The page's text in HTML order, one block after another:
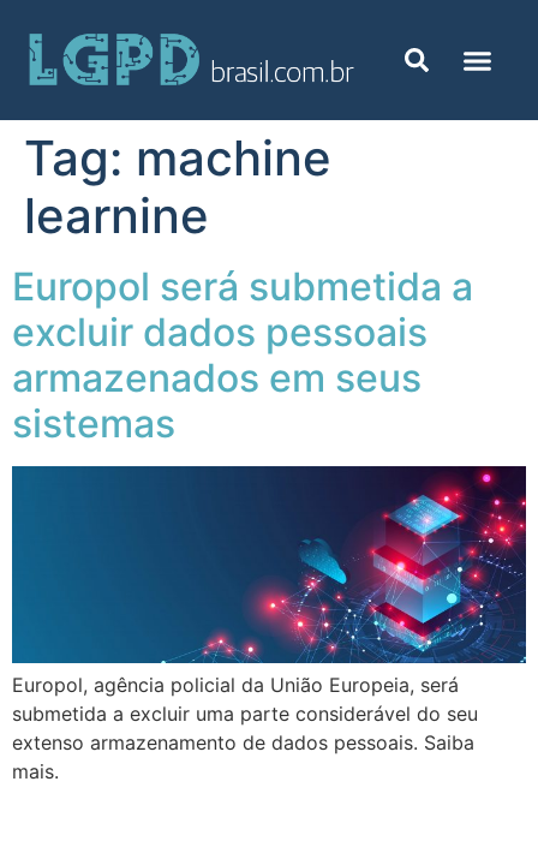
Tag: machine
learnine
Europol será submetida a
excluir dados pessoais
armazenados em seus
sistemas
Europol, agência policial da União Europeia, será
submetida a excluir uma parte considerável do seu
extenso armazenamento de dados pessoais. Saiba
mais.